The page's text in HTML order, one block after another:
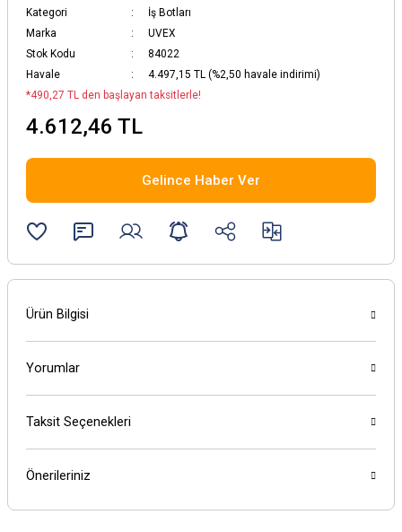
Kategori
İş Botları
Marka
UVEX
Stok Kodu
84022
Havale
4.497,15 TL (%2,50 havale indirimi)
*490,27 TL den başlayan taksitlerle!
4.612,46 TL
Gelince Haber Ver
Ürün Bilgisi
Yorumlar
Taksit Seçenekleri
Önerileriniz